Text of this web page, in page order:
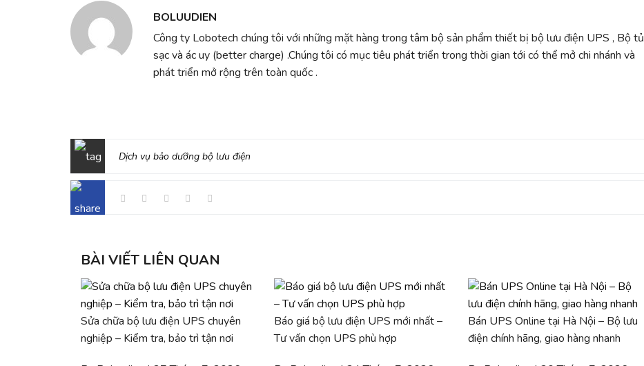
BOLUUDIEN
Công ty Lobotech chúng tôi với những mặt hàng trong tâm bộ sản phẩm thiết bị bộ lưu điện UPS , Bộ tủ
sạc và ác uy (better charge) .Chúng tôi có mục tiêu phát triển trong thời gian tới có thể mở chi nhánh và
phát triển mở rộng trên toàn quốc .
Dịch vụ bảo dưỡng bộ lưu điện
BÀI VIẾT LIÊN QUAN
Sửa chữa bộ lưu điện UPS chuyên
nghiệp – Kiểm tra, bảo trì tận nơi
Báo giá bộ lưu điện UPS mới nhất –
Tư vấn chọn UPS phù hợp
Bán UPS Online tại Hà Nội – Bộ lưu
điện chính hãng, giao hàng nhanh